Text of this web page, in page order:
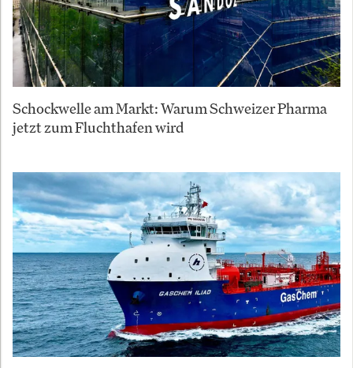
Schockwelle am Markt: Warum Schweizer Pharma
jetzt zum Fluchthafen wird